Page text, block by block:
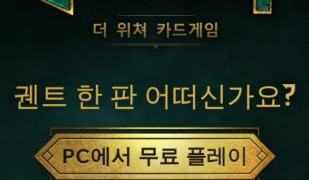
궨트 한 판 어떠신가요?
PC에서 무료 플레이